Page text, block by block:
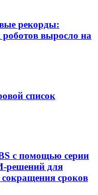
рекорды:
выросло на
список
с помощью серии
решений для
сроков